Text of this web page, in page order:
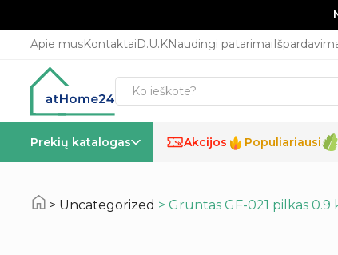
Apie musKontaktaiD.U.KNaudingi patarimai
Prekių katalogas % Akcijos Populiariausi
Uncategorized > Gruntas GF-021 pilkas 0.9